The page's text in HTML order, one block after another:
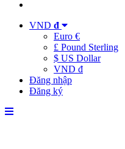
VND đ
Euro €
£ Pound Sterling
$ US Dollar
VND đ
Đăng nhập
Đăng ký